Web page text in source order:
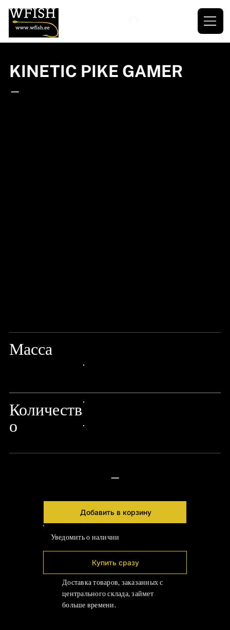
Масса
Количеств
о
—
Добавить в корзину
Уведомить о наличии
Купить сразу
Доставка товаров, заказанных с
центрального склада, займет
больше времени.
KINETIC PIKE GAMER
—